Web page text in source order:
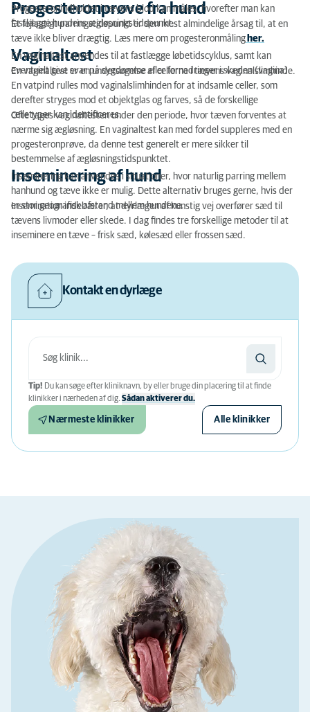
Progesteronprøve fra hund
Progesteronindholdet i tævens blod kan måles, hvorefter man kan
fastlægge hundens ægløsningstidspunkt.
Et fejlagtigt parringstidspunkt er den mest almindelige årsag til, at en
tæve ikke bliver drægtig. Læs mere om progesteronmåling her.
Vaginaltest
En vaginaltest anvendes til at fastlægge løbetidscyklus, samt kan
eventuelt give svar på sygdomme eller fornadringer i skeden (vagina).
En vaginaltest er en undersøgelse af cellerne i tævens vaginalslimhinde.
En vatpind rulles mod vaginalslimhinden for at indsamle celler, som
derefter stryges mod et objektglas og farves, så de forskellige
celletyper kan identificeres.
Ofte tages vaginaltesten under den periode, hvor tæven forventes at
nærme sig ægløsning. En vaginaltest kan med fordel suppleres med en
progesteronprøve, da denne test generelt er mere sikker til
bestemmelse af ægløsningstidspunktet.
Inseminering af hund
Inseminering kan anvendes i situationer, hvor naturlig parring mellem
hanhund og tæve ikke er mulig. Dette alternativ bruges gerne, hvis der
er stor geografisk afstand mellem hundene.
Insemination indebærer, at dyrlægen af kunstig vej overfører sæd til
tævens livmoder eller skede. I dag findes tre forskellige metoder til at
inseminere en tæve – frisk sæd, kølesæd eller frossen sæd.
Kontakt en dyrlæge
Tip! Du kan søge efter kliniknavn, by eller bruge din placering til at finde
klinikker i nærheden af ​​dig. Sådan aktiverer du.
Nærmeste klinikker Alle klinikker